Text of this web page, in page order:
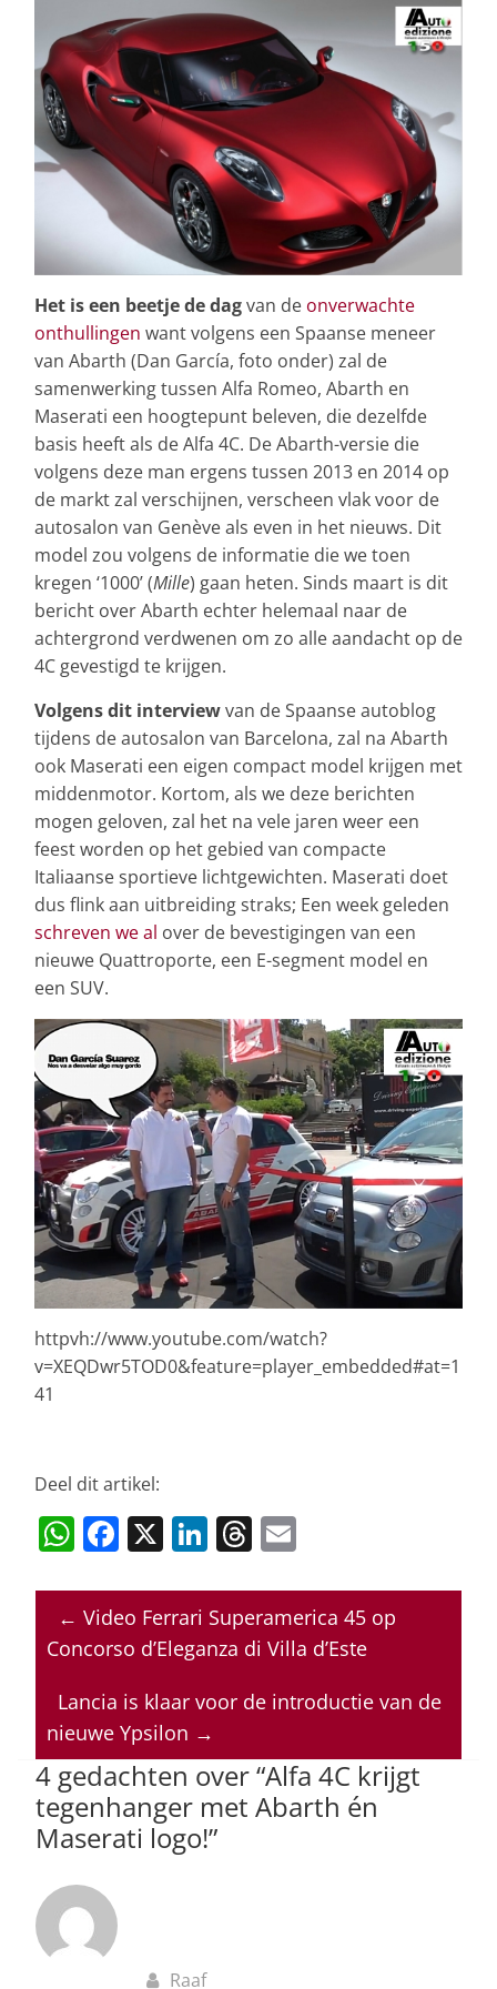
Het is een beetje de dagvan de onverwachte
onthullingen want volgens een Spaanse meneer
van Abarth (Dan García, foto onder) zal de
samenwerking tussen Alfa Romeo, Abarth en
Maserati een hoogtepunt beleven, die dezelfde
basis heeft als de Alfa 4C. De Abarth-versie die
volgens deze man ergens tussen 2013 en 2014 op
de markt zal verschijnen, verscheen vlak voor de
autosalon van Genève als even in het nieuws. Dit
model zou volgens de informatie die we toen
kregen ‘1000’ (Mille) gaan heten. Sinds maart is dit
bericht over Abarth echter helemaal naar de
achtergrond verdwenen om zo alle aandacht op de
4C gevestigd te krijgen.
Volgens dit interviewvan de Spaanse autoblog
tijdens de autosalon van Barcelona, zal na Abarth
ook Maserati een eigen compact model krijgen met
middenmotor. Kortom, als we deze berichten
mogen geloven, zal het na vele jaren weer een
feest worden op het gebied van compacte
Italiaanse sportieve lichtgewichten. Maserati doet
dus flink aan uitbreiding straks; Een week geleden
schreven we al over de bevestigingen van een
nieuwe Quattroporte, een E-segment model en
een SUV.
httpvh://www.youtube.com/watch?
v=XEQDwr5TOD0&feature=player_embedded#at=1
41
Deel dit artikel:
W
at
s
p
p
F
c
e
o
o
k
X Li
k
e
n
T
re
a
s
ai
l
← Video Ferrari Superamerica 45 op
Concorso d’Eleganza di Villa d’Este
Lancia is klaar voor de introductie van de
nieuwe Ypsilon →
4 gedachten over “Alfa 4C krijgt
tegenhanger met Abarth én
Maserati logo!”
Raaf